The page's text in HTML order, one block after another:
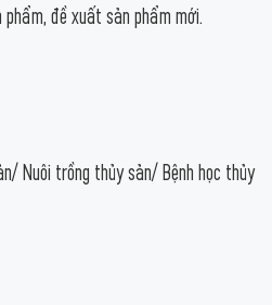
đề xuất sản phẩm mới.
Nuôi trồng thủy sản/ Bệnh học thủy